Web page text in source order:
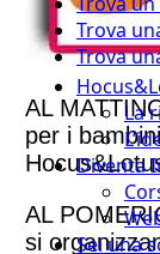
Trova
Trova
La
Diventa
Sei una
AL
per i
AL
si